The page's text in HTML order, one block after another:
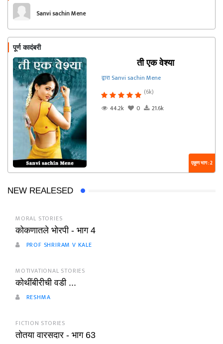
Sanvi sachin Mene
पूर्ण कादंबरी
ती एक वेश्या
द्वारा Sanvi sachin Mene
(6k)
44.2k
0 21.6k
एकूण भाग : 2
NEW REALESED
MORAL STORIES
कोकणातले भोरपी - भाग 4
PROF SHRIRAM V KALE
MOTIVATIONAL STORIES
कोथींबीरीची वडी ...
RESHMA
FICTION STORIES
तोतया वारसदार - भाग 63